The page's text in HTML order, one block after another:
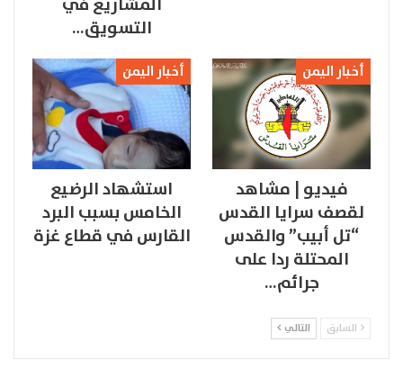
التسويق…
أخبار اليمن
فيديو | مشاهد
لقصف سرايا القدس
“تل أبيب” والقدس
المحتلة ردا على
جرائم…
أخبار اليمن
استشهاد الرضيع
الخامس بسبب البرد
القارس في قطاع غزة
السابق التالي